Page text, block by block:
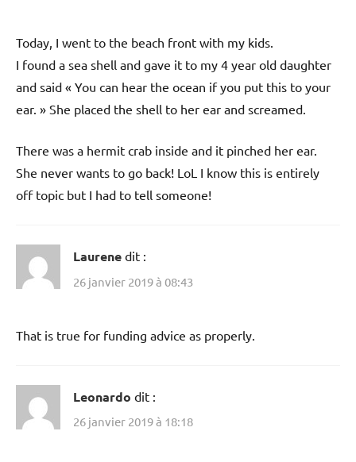
Today, I went to the beach front with my kids.
I found a sea shell and gave it to my 4 year old daughter
and said « You can hear the ocean if you put this to your
ear. » She placed the shell to her ear and screamed.
There was a hermit crab inside and it pinched her ear.
She never wants to go back! LoL I know this is entirely
off topic but I had to tell someone!
Laurene dit :
26 janvier 2019 à 08:43
That is true for funding advice as properly.
Leonardo dit :
26 janvier 2019 à 18:18